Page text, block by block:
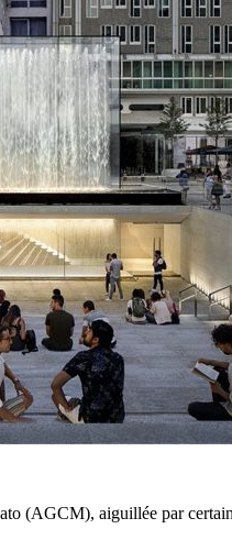
(AGCM), aiguillée par